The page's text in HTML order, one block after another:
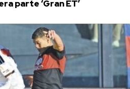
parte ‘Gran ET’